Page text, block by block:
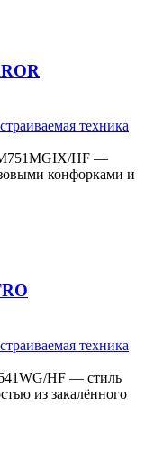
техника
HF —
конфорками и
техника
HF — стиль
из закалённого